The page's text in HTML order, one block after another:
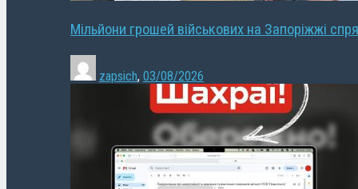
Мільйони грошей військових на Запоріжжі
zapsich, 03/08/2026